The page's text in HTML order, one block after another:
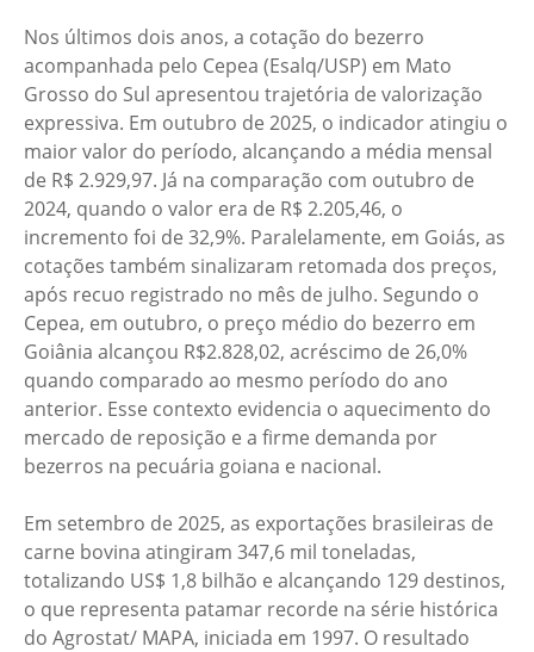
Nos últimos dois anos, a cotação do bezerro
acompanhada pelo Cepea (Esalq/USP) em Mato
Grosso do Sul apresentou trajetória de valorização
expressiva. Em outubro de 2025, o indicador atingiu o
maior valor do período, alcançando a média mensal
de R$ 2.929,97. Já na comparação com outubro de
2024, quando o valor era de R$ 2.205,46, o
incremento foi de 32,9%. Paralelamente, em Goiás, as
cotações também sinalizaram retomada dos preços,
após recuo registrado no mês de julho. Segundo o
Cepea, em outubro, o preço médio do bezerro em
Goiânia alcançou R$2.828,02, acréscimo de 26,0%
quando comparado ao mesmo período do ano
anterior. Esse contexto evidencia o aquecimento do
mercado de reposição e a firme demanda por
bezerros na pecuária goiana e nacional.
Em setembro de 2025, as exportações brasileiras de
carne bovina atingiram 347,6 mil toneladas,
totalizando US$ 1,8 bilhão e alcançando 129 destinos,
o que representa patamar recorde na série histórica
do Agrostat/ MAPA, iniciada em 1997. O resultado